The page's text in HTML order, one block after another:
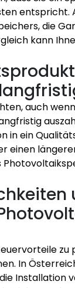
entspricht.
die
kann
auch
in ein
einen
zu
In